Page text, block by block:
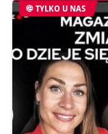
TYLKO U NAS